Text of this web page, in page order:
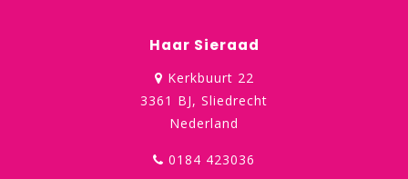
Haar Sieraad
Kerkbuurt 22
3361 BJ, Sliedrecht
Nederland
0184 423036